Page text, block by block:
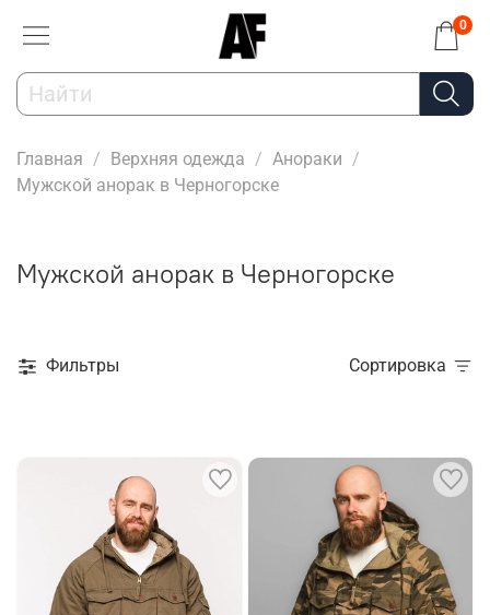
0
Главная Верхняя одежда
Анораки
Мужской анорак в Черногорске
Мужской анорак в Черногорске
Фильтры Сортировка